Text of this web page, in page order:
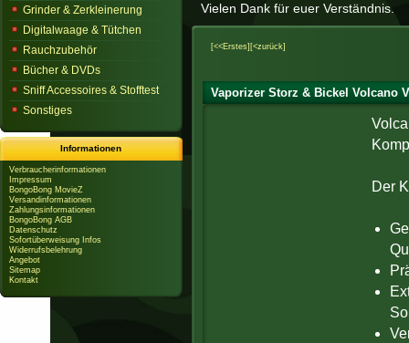
Vielen Dank für euer Verständnis.
[<<Erstes] [<zurück]
Vaporizer Storz & Bickel Volcano
Der
Grinder & Zerkleinerung
Digitalwaage & Tütchen
Rauchzubehör
Bücher & DVDs
Sniff Accessoires & Stofftest
Sonstiges
Informationen
Verbraucherinformationen
Impressum
BongoBong MovieZ
Versandinformationen
Zahlungsinformationen
BongoBong AGB
Datenschutz
Sofortüberweisung Infos
Widerrufsbelehrung
Angebot
Sitemap
Kontakt